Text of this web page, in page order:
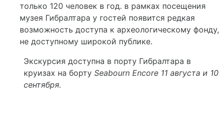
только 120 человек в год. в рамках посещения
музея Гибралтара у гостей появится редкая
возможность доступа к археологическому фонду,
не доступному широкой публике.
Экскурсия доступна в порту Гибралтара в
круизах на борту Seabourn Encore 11 августа и 10
сентября.